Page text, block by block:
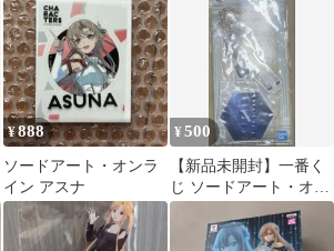
スナ
¥888
ソードアート・オンラ
イン アスナ
¥500
【新品未開封】一番く
じ ソードアート・オン
ライン アクリルスタン
ド アスナ